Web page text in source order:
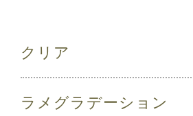
クリア
ラメグラデーション